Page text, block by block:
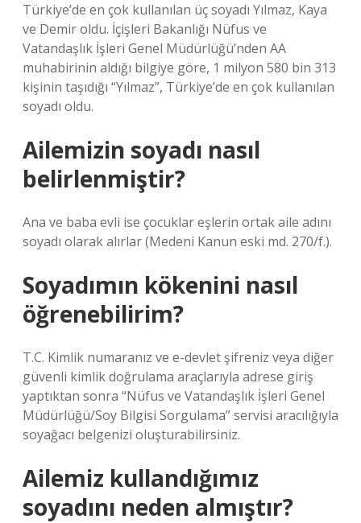
Türkiye’de en çok kullanılan üç soyadı Yılmaz, Kaya
ve Demir oldu. İçişleri Bakanlığı Nüfus ve
Vatandaşlık İşleri Genel Müdürlüğü’nden AA
muhabirinin aldığı bilgiye göre, 1 milyon 580 bin 313
kişinin taşıdığı “Yılmaz”, Türkiye’de en çok kullanılan
soyadı oldu.
Ailemizin soyadı nasıl
belirlenmiştir?
Ana ve baba evli ise çocuklar eşlerin ortak aile adını
soyadı olarak alırlar (Medeni Kanun eski md. 270/f.).
Soyadımın kökenini nasıl
öğrenebilirim?
T.C. Kimlik numaranız ve e-devlet şifreniz veya diğer
güvenli kimlik doğrulama araçlarıyla adrese giriş
yaptıktan sonra “Nüfus ve Vatandaşlık İşleri Genel
Müdürlüğü/Soy Bilgisi Sorgulama” servisi aracılığıyla
soyağacı belgenizi oluşturabilirsiniz.
Ailemiz kullandığımız
soyadını neden almıştır?